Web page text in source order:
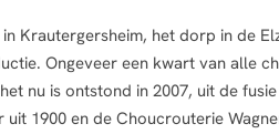
Krautergersheim, het dorp in de
Ongeveer een kwart van alle
nu is ontstond in 2007, uit de
1900 en de Choucrouterie